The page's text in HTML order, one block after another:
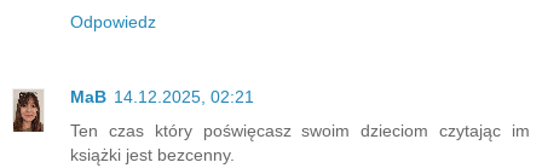
Odpowiedz
MaB 14.12.2025, 02:21
Ten czas który poświęcasz swoim dzieciom czytając im
książki jest bezcenny.